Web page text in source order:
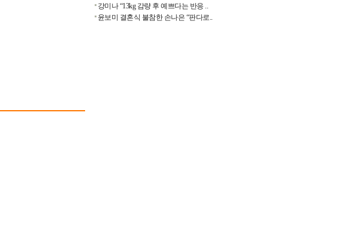
강미나 “13kg 감량 후 예쁘다는 반응 ..
윤보미 결혼식 불참한 손나은 “판다로..